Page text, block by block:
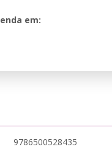
em:
9786500528435